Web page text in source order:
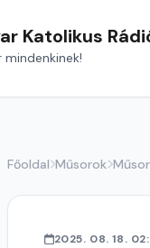
Katolikus
mindenkinek!
Főoldal Műsorok Műsor
2025. 08. 18.